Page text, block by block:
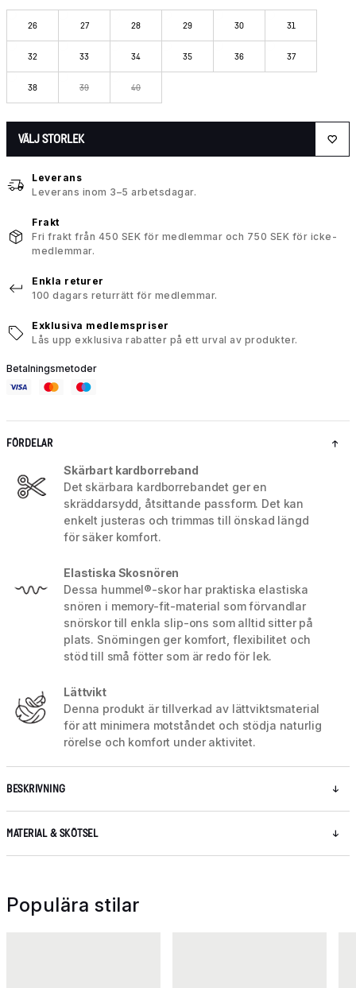
26 27 28 29 30 31
32 33 34 35 36 37
38 39 40
VÄLJ STORLEK
Leverans
Leverans inom 3–5 arbetsdagar.
Frakt
Fri frakt från 450 SEK för medlemmar och 750 SEK för icke-
medlemmar.
Enkla returer
100 dagars returrätt för medlemmar.
Exklusiva medlemspriser
Lås upp exklusiva rabatter på ett urval av produkter.
Betalningsmetoder
FÖRDELAR
Skärbart kardborreband
Det skärbara kardborrebandet ger en
skräddarsydd, åtsittande passform. Det kan
enkelt justeras och trimmas till önskad längd
för säker komfort.
Elastiska Skosnören
Dessa hummel®-skor har praktiska elastiska
snören i memory-fit-material som förvandlar
snörskor till enkla slip-ons som alltid sitter på
plats. Snörningen ger komfort, flexibilitet och
stöd till små fötter som är redo för lek.
Lättvikt
Denna produkt är tillverkad av lättviktsmaterial
för att minimera motståndet och stödja naturlig
rörelse och komfort under aktivitet.
BESKRIVNING
MATERIAL & SKÖTSEL
Populära stilar